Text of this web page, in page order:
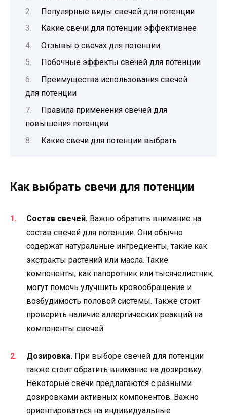
Популярные виды свечей для потенции
Какие свечи для потенции эффективнее
Отзывы о свечах для потенции
Побочные эффекты свечей для потенции
Преимущества использования свечей
для потенции
Правила применения свечей для
повышения потенции
Какие свечи для потенции выбрать
Как выбрать свечи для потенции
Состав свечей. Важно обратить внимание на
состав свечей для потенции. Они обычно
содержат натуральные ингредиенты, такие как
экстракты растений или масла. Такие
компоненты, как папоротник или тысячелистник,
могут помочь улучшить кровообращение и
возбудимость половой системы. Также стоит
проверить наличие аллергических реакций на
компоненты свечей.
Дозировка. При выборе свечей для потенции
также стоит обратить внимание на дозировку.
Некоторые свечи предлагаются с разными
дозировками активных компонентов. Важно
ориентироваться на индивидуальные